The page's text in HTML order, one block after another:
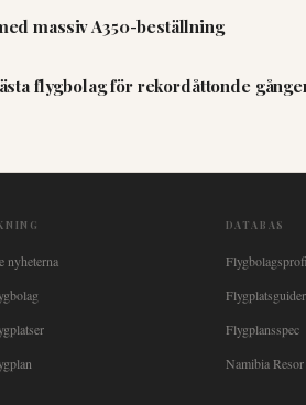
massiv A350-beställning
flygbolag för rekordåttonde
nyheterna
DATABAS
Flygplatsguider
Flygplansspec
Namibia Resor